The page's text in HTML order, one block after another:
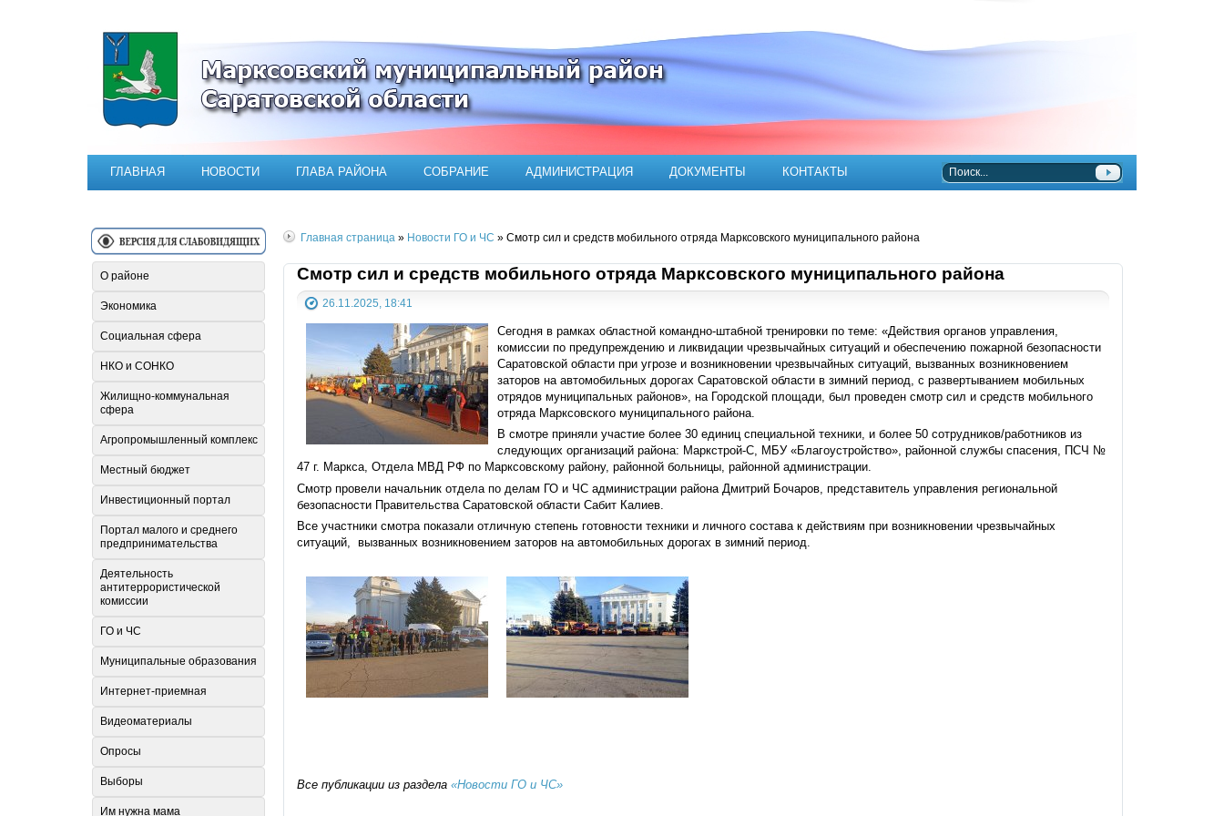
Официальный сайт Марксовского муниципального района
ГЛАВНАЯ НОВОСТИ ГЛАВА РАЙОНА СОБРАНИЕ АДМИНИСТРАЦИЯ ДОКУМЕНТЫ КОНТАКТЫ
Главная страница » Новости ГО и ЧС » Смотр сил и средств мобильного отряда Марксовского муниципального района
Смотр сил и средств мобильного отряда Марксовского муниципального района
26.11.2025, 18:41
Сегодня в рамках областной командно-штабной тренировки по теме: «Действия органов управления,
комиссии по предупреждению и ликвидации чрезвычайных ситуаций и обеспечению пожарной безопасности
Саратовской области при угрозе и возникновении чрезвычайных ситуаций, вызванных возникновением
заторов на автомобильных дорогах Саратовской области в зимний период, с развертыванием мобильных
отрядов муниципальных районов», на Городской площади, был проведен смотр сил и средств мобильного
отряда Марксовского муниципального района.
В смотре приняли участие более 30 единиц специальной техники, и более 50 сотрудников/работников из
следующих организаций района: Маркстрой-С, МБУ «Благоустройство», районной службы спасения, ПСЧ №
47 г. Маркса, Отдела МВД РФ по Марксовскому району, районной больницы, районной администрации.
Смотр провели начальник отдела по делам ГО и ЧС администрации района Дмитрий Бочаров, представитель управления региональной
безопасности Правительства Саратовской области Сабит Калиев.
Все участники смотра показали отличную степень готовности техники и личного состава к действиям при возникновении чрезвычайных
ситуаций, вызванных возникновением заторов на автомобильных дорогах в зимний период.
Все публикации из раздела «Новости ГО и ЧС»
О районе
Экономика
Социальная сфера
НКО и СОНКО
Жилищно-коммунальная
сфера
Агропромышленный комплекс
Местный бюджет
Инвестиционный портал
Портал малого и среднего
предпринимательства
Деятельность
антитеррористической
комиссии
ГО и ЧС
Муниципальные образования
Интернет-приемная
Видеоматериалы
Опросы
Выборы
Им нужна мама